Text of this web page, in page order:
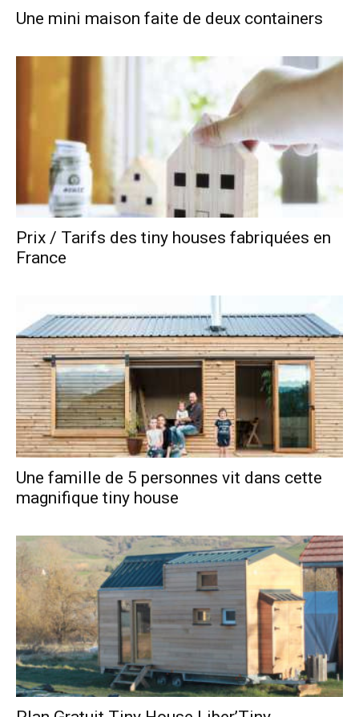
Une mini maison faite de deux containers
Prix / Tarifs des tiny houses fabriquées en
France
Une famille de 5 personnes vit dans cette
magnifique tiny house